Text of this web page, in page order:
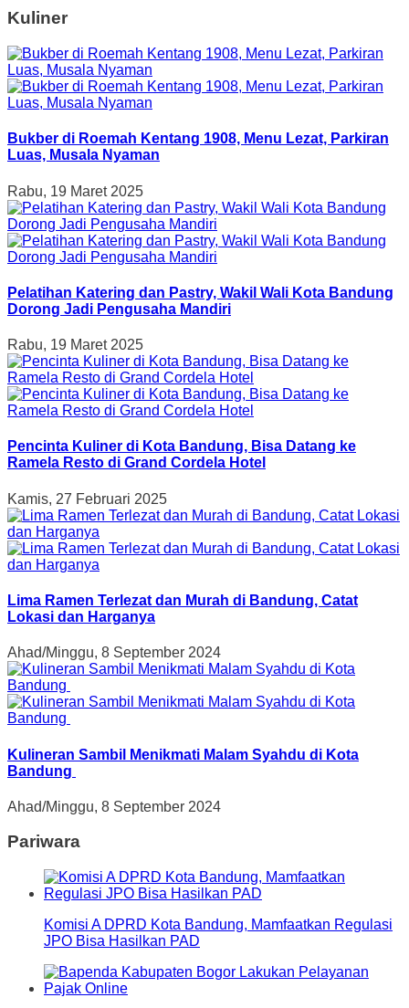
Kuliner
Bukber di Roemah Kentang 1908, Menu Lezat, Parkiran
Luas, Musala Nyaman
Rabu, 19 Maret 2025
Pelatihan Katering dan Pastry, Wakil Wali Kota Bandung
Dorong Jadi Pengusaha Mandiri
Rabu, 19 Maret 2025
Pencinta Kuliner di Kota Bandung, Bisa Datang ke
Ramela Resto di Grand Cordela Hotel
Kamis, 27 Februari 2025
Lima Ramen Terlezat dan Murah di Bandung, Catat
Lokasi dan Harganya
Ahad/Minggu, 8 September 2024
Kulineran Sambil Menikmati Malam Syahdu di Kota
Bandung
Ahad/Minggu, 8 September 2024
Pariwara
Komisi A DPRD Kota Bandung, Mamfaatkan Regulasi
JPO Bisa Hasilkan PAD